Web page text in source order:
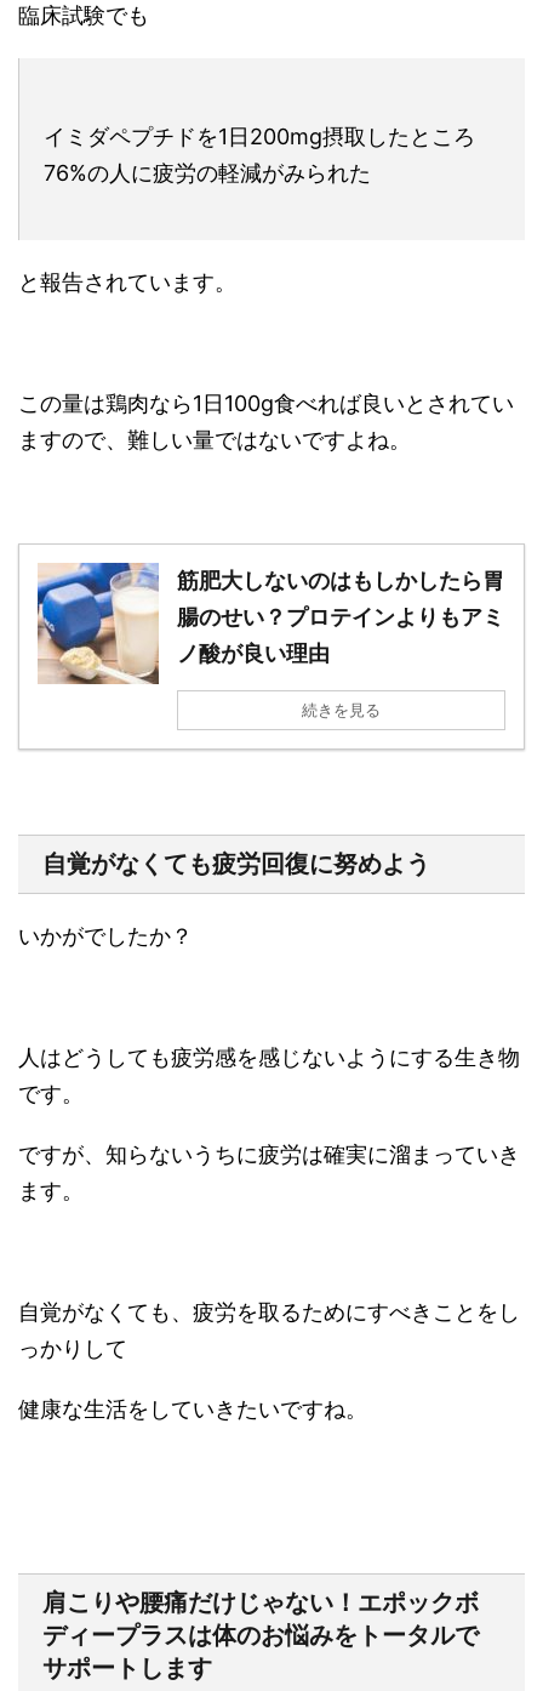
臨床試験でも
イミダペプチドを1日200mg摂取したところ
76%の人に疲労の軽減がみられた
と報告されています。
この量は鶏肉なら1日100g食べれば良いとされてい
ますので、難しい量ではないですよね。
筋肥大しないのはもしかしたら胃
腸のせい？プロテインよりもアミ
ノ酸が良い理由
続きを見る
自覚がなくても疲労回復に努めよう
いかがでしたか？
人はどうしても疲労感を感じないようにする生き物
です。
ですが、知らないうちに疲労は確実に溜まっていき
ます。
自覚がなくても、疲労を取るためにすべきことをし
っかりして
健康な生活をしていきたいですね。
肩こりや腰痛だけじゃない！エポックボ
ディープラスは体のお悩みをトータルで
サポートします